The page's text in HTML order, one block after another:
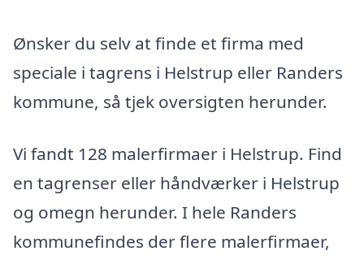
Ønsker du selv at finde et firma med
speciale i tagrens i Helstrup eller Randers
kommune, så tjek oversigten herunder.
Vi fandt 128 malerfirmaer i Helstrup. Find
en tagrenser eller håndværker i Helstrup
og omegn herunder. I hele Randers
kommunefindes der flere malerfirmaer,